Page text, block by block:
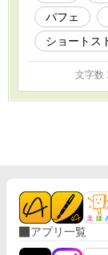
パフェ
ショートス
文字数
アプリ一覧